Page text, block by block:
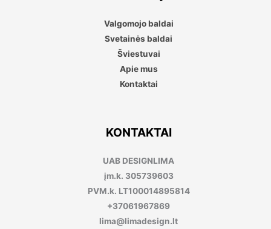
Valgomojo baldai
Svetainės baldai
Šviestuvai
Apie mus
Kontaktai
KONTAKTAI
UAB DESIGNLIMA
įm.k. 305739603
PVM.k. LT100014895814
+37061967869
lima@limadesign.lt